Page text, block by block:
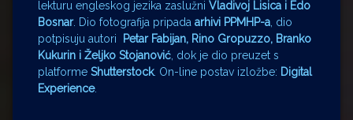
lekturu engleskog jezika zaslužni Vladivoj Lisica i Edo
Bosnar. Dio fotografija pripada arhivi PPMHP-a , dio
potpisuju autori
Petar Fabijan, Rino Gropuzzo, Branko
Kukurin i Željko Stojanović , dok je dio preuzet s
platforme Shutterstock. On-line postav izložbe: Digital
Experience.